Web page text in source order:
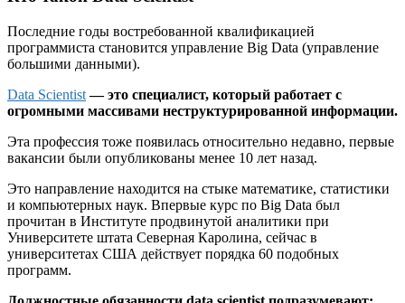
Последние годы востребованной квалификацией
программиста становится управление Big Data (управление
большими данными).
Data Scientist— это специалист, который работает с
огромными массивами неструктурированной информации.
Эта профессия тоже появилась относительно недавно, первые
вакансии были опубликованы менее 10 лет назад.
Это направление находится на стыке математике, статистики
и компьютерных наук. Впервые курс по Big Data был
прочитан в Институте продвинутой аналитики при
Университете штата Северная Каролина, сейчас в
университетах США действует порядка 60 подобных
программ.